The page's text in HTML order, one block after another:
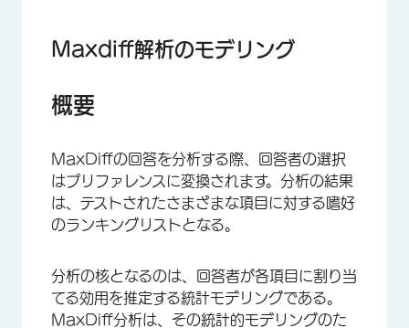
Maxdiff解析のモデリング
概要
MaxDiffの回答を分析する際、回答者の選択
はプリファレンスに変換されます。分析の結果
は、テストされたさまざまな項目に対する嗜好
のランキングリストとなる。
分析の核となるのは、回答者が各項目に割り当
てる効用を推定する統計モデリングである。
MaxDiff分析は、その統計的モデリングのた